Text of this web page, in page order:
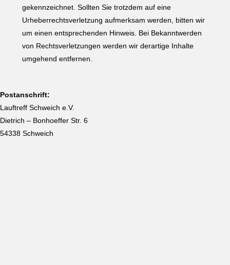
gekennzeichnet. Sollten Sie trotzdem auf eine
Urheberrechtsverletzung aufmerksam werden, bitten wir
um einen entsprechenden Hinweis. Bei Bekanntwerden
von Rechtsverletzungen werden wir derartige Inhalte
umgehend entfernen.
Postanschrift:
Lauftreff Schweich e.V.
Dietrich – Bonhoeffer Str. 6
54338 Schweich